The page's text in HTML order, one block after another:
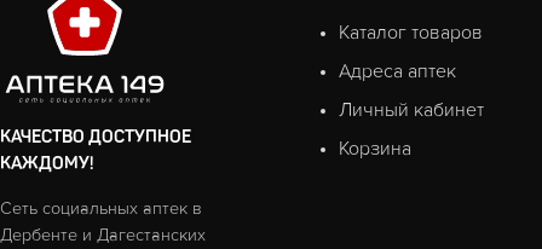
КАЧЕСТВО ДОСТУПНОЕ
КАЖДОМУ!
Сеть социальных аптек в
Дербенте и Дагестанских
Каталог товаров
Адреса аптек
Личный кабинет
Корзина